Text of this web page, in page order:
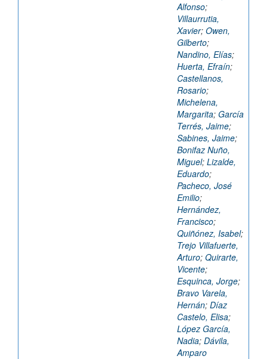
Alfonso;
Villaurrutia,
Xavier; Owen,
Gilberto;
Nandino, Elías;
Huerta, Efraín;
Castellanos,
Rosario;
Michelena,
Margarita; García
Terrés, Jaime;
Sabines, Jaime;
Bonifaz Nuño,
Miguel; Lizalde,
Eduardo;
Pacheco, José
Emilio;
Hernández,
Francisco;
Quiñónez, Isabel;
Trejo Villafuerte,
Arturo; Quirarte,
Vicente;
Esquinca, Jorge;
Bravo Varela,
Hernán; Díaz
Castelo, Elisa;
López García,
Nadia; Dávila,
Amparo